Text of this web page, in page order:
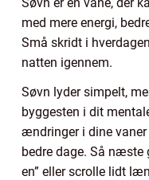
med mere energi,
Små skridt i
natten igennem.
Søvn lyder simpelt,
byggesten i dit
ændringer i dine
bedre dage. Så næste
en” eller scrolle lidt